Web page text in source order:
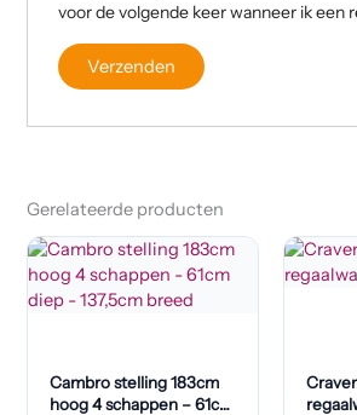
voor de volgende keer wanneer ik een
Gerelateerde producten
Cambro stelling 183cm
hoog 4 schappen – 61cm